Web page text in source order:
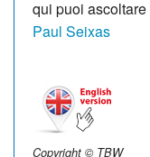
qui puoi ascoltare
Paul Seixas
Copyright © TBW